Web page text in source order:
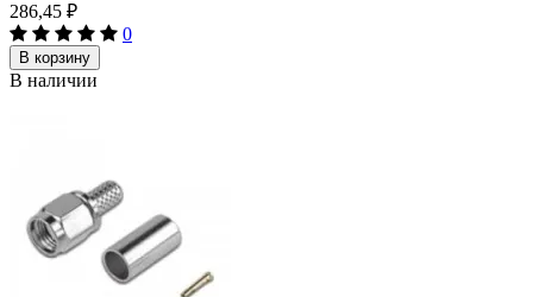
286,45 ₽
0
В корзину
В наличии